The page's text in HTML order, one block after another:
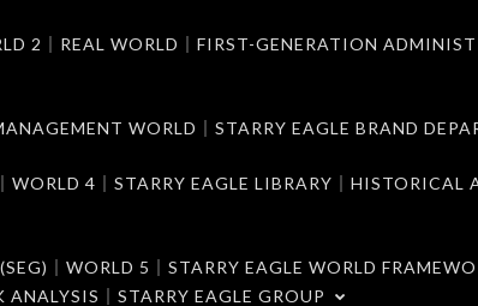
2｜REAL WORLD｜FIRST-GENERATION
WORLD｜STARRY EAGLE BRAND
WORLD 4｜STARRY EAGLE LIBRARY｜HISTORICAL
｜WORLD 5｜STARRY EAGLE WORLD
｜STARRY EAGLE GROUP